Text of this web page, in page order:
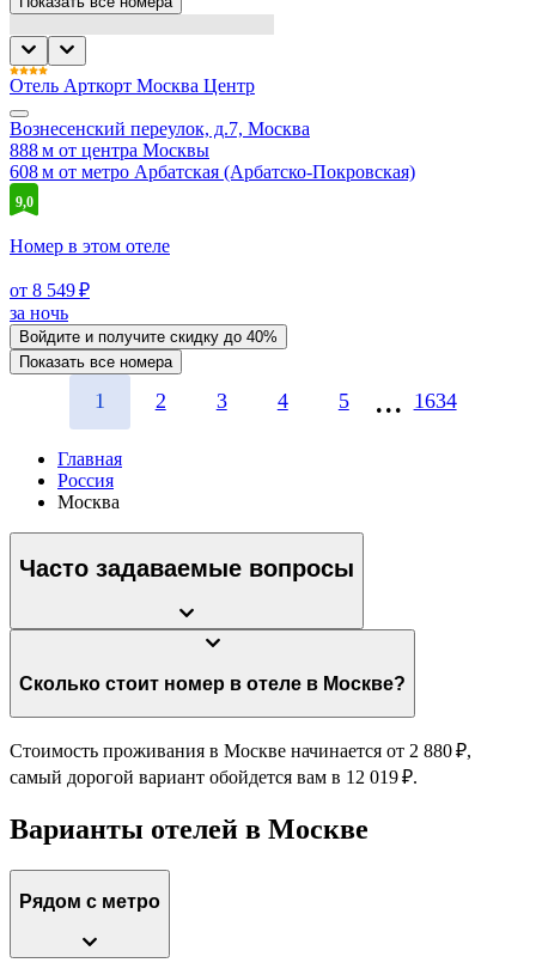
Отель Арткорт Москва Центр
Вознесенский переулок, д.7, Москва
888 м от центра Москвы
608 м от метро Арбатская (Арбатско-Покровская)
9,0
Номер в этом отеле
от 8 549 ₽
за ночь
Войдите и получите скидку до 40%
Показать все номера
1 2 3 4 5 1634
Главная
Россия
Москва
Часто задаваемые вопросы
Сколько стоит номер в отеле в Москве?
Стоимость проживания в Москве начинается от 2 880 ₽,
самый дорогой вариант обойдется вам в 12 019 ₽.
Варианты отелей в Москве
Рядом с метро